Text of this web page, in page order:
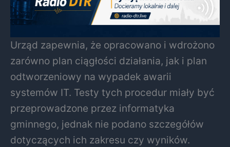
Urząd zapewnia, że opracowano i wdrożono
zarówno plan ciągłości działania, jak i plan
odtworzeniowy na wypadek awarii
systemów IT. Testy tych procedur miały być
przeprowadzone przez informatyka
gminnego, jednak nie podano szczegółów
dotyczących ich zakresu czy wyników.